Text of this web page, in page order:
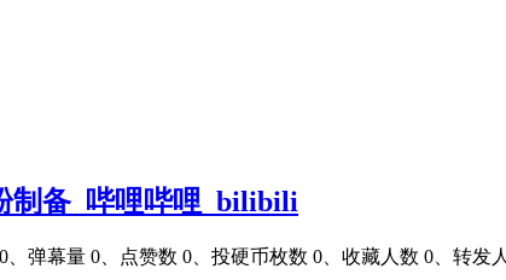
制备_哔哩哔哩_bilibili
弹幕量 0、点赞数 0、投硬币枚数 0、收藏人数 0、转发